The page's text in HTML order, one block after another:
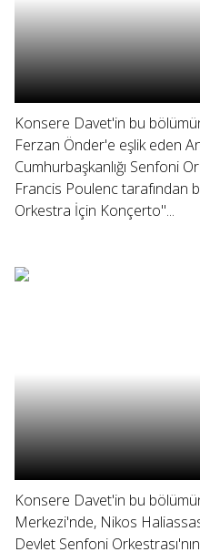
Konsere Davet'in bu
Ferzan Önder'e eşlik eden
Cumhurbaşkanlığı Senfoni
Francis Poulenc tarafından
Orkestra İçin Konçerto"...
Konsere Davet'in bu
Merkezi'nde, Nikos
Devlet Senfoni